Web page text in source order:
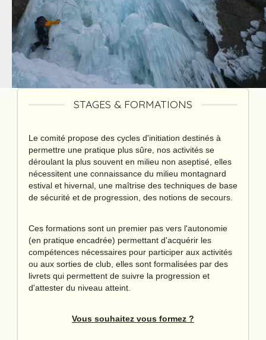
STAGES & FORMATIONS
Le comité propose des cycles d'initiation destinés à
permettre une pratique plus sûre, nos activités se
déroulant la plus souvent en milieu non aseptisé, elles
nécessitent une connaissance du milieu montagnard
estival et hivernal, une maîtrise des techniques de base
de sécurité et de progression, des notions de secours.
Ces formations sont un premier pas vers l'autonomie
(en pratique encadrée) permettant d'acquérir les
compétences nécessaires pour participer aux activités
ou aux sorties de club, elles sont formalisées par des
livrets qui permettent de suivre la progression et
d'attester du niveau atteint.
Vous souhaitez vous formez ?